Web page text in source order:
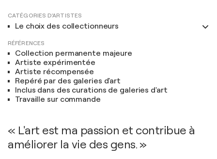
CATÉGORIES D'ARTISTES
Le choix des collectionneurs
RÉFÉRENCES
Collection permanente majeure
Artiste expérimentée
Artiste récompensée
Repéré par des galeries d'art
Inclus dans des curations de galeries d'art
Travaille sur commande
« L'art est ma passion et contribue à
améliorer la vie des gens. »